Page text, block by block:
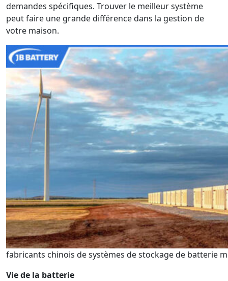
demandes spécifiques. Trouver le meilleur système
peut faire une grande différence dans la gestion de
votre maison.
fabricants chinois de systèmes de stockage de batterie
Vie de la batterie